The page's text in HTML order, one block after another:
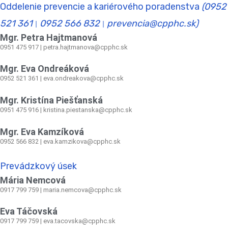
Oddelenie prevencie a kariérového poradenstva (0952
521 361
0952 566 832 prevencia@cpphc.sk)
Mgr. Petra Hajtmanová
0951 475 917 | petra.hajtmanova@cpphc.sk
Mgr. Eva Ondreáková
0952 521 361 | eva.ondreakova@cpphc.sk
Mgr. Kristína Piešťanská
0951 475 916 | kristina.piestanska@cpphc.sk
Mgr. Eva Kamzíková
0952 566 832 | eva.kamzikova@cpphc.sk
Prevádzkový úsek
Mária Nemcová
0917 799 759 | maria.nemcova@cpphc.sk
Eva Táčovská
0917 799 759 | eva.tacovska@cpphc.sk